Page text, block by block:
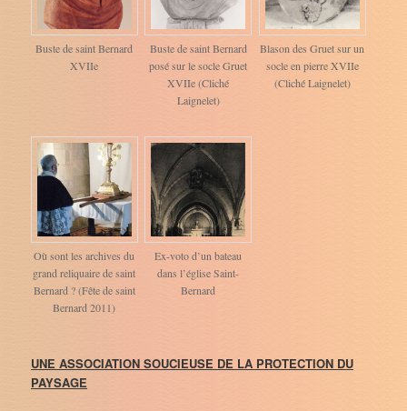
Buste de saint Bernard
XVIIe
Buste de saint Bernard
posé sur le socle Gruet
XVIIe (Cliché
Laignelet)
Blason des Gruet sur un
socle en pierre XVIIe
(Cliché Laignelet)
Où sont les archives du
grand reliquaire de saint
Bernard ? (Fête de saint
Bernard 2011)
Ex-voto d’un bateau
dans l’église Saint-
Bernard
UNE ASSOCIATION SOUCIEUSE DE LA PROTECTION DU
PAYSAGE